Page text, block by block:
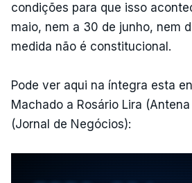
condições para que isso
maio, nem a 30 de junho, nem
medida não é constitucional.
Pode ver aqui na íntegra esta
Machado a Rosário Lira
(Jornal de Negócios):